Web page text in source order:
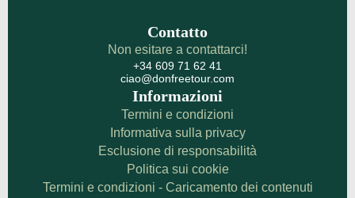
Contatto
Non esitare a contattarci!
+34 609 71 62 41
ciao@donfreetour.com
Informazioni
Termini e condizioni
Informativa sulla privacy
Esclusione di responsabilità
Politica sui cookie
Termini e condizioni - Caricamento dei contenuti